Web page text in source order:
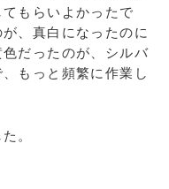
もらいよかったで
、真白になったのに
だったのが、シルバ
もっと頻繁に作業し
。